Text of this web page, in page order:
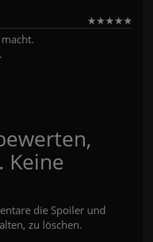
★★★★★
Keine
die Spoiler und
zu löschen.